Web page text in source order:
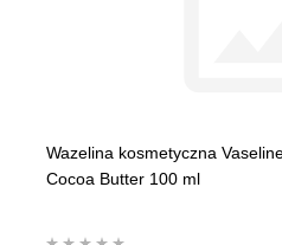
Wazelina kosmetyczna
Cocoa Butter 100 ml